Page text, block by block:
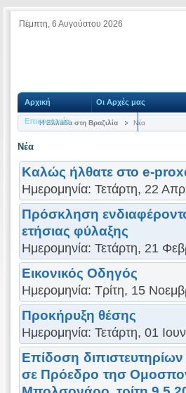
Πέμπτη, 6 Αυγούστου 2026
Αρχική Οι Αρχές μας
Επικοινωνία
Η Ελλάδα στη Βραζιλία Νέα
Νέα
Καλώς ήλθατε στο e-
Ημερομηνία: Τετάρτη, 22
Πρόσκληση
ετήσιας φύλαξης
Ημερομηνία: Τετάρτη, 21
Εικονικός Οδηγός
Ημερομηνία: Τρίτη, 15
Προκήρυξη θέσης
Ημερομηνία: Τετάρτη, 01
Επίδοση
σε Πρόεδρο τησ